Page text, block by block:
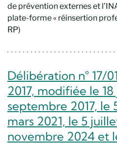
de prévention externes et
plate-forme « réinsertion
RP)
Délibération n° 17/
2017, modifiée le
septembre 2017, le
mars 2021, le 5
novembre 2024 et